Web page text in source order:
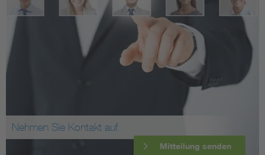
Nehmen Sie Kontakt auf
Mitteilung senden